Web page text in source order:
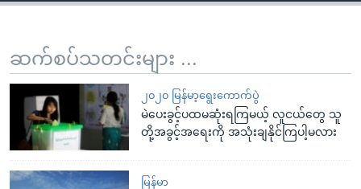
ဆက်စပ်သတင်းများ ...
၂၀၂၀ မြန်မာ့ရွေးကောက်ပွဲ
မဲပေးခွင့်ပထမဆုံးရကြမယ့် လူငယ်တွေ သူ
တို့အခွင့်အရေးကို အသုံးချနိုင်ကြပါ့မလား
မြန်မာ